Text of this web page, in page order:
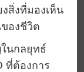
สิ่งที่มองเห็น
องชีวิต
นกลยุทธ์
ที่ต้องการ